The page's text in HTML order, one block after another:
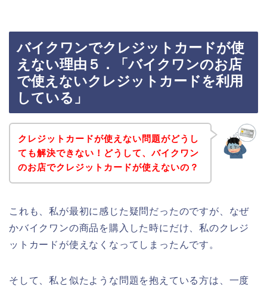
バイクワンでクレジットカードが使
えない理由５．「バイクワンのお店
で使えないクレジットカードを利用
している」
クレジットカードが使えない問題がどうし
ても解決できない！どうして、バイクワン
のお店でクレジットカードが使えないの？
これも、私が最初に感じた疑問だったのですが、なぜ
かバイクワンの商品を購入した時にだけ、私のクレジ
ットカードが使えなくなってしまったんです。
そして、私と似たような問題を抱えている方は、一度